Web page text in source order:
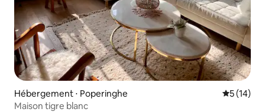
Hébergement ⋅ Poperinghe
5 (14)
Maison tigre blanc